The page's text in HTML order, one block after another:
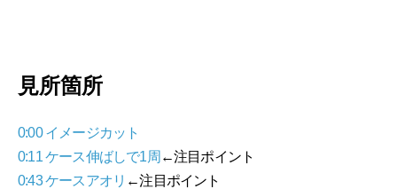
見所箇所
0:00 イメージカット
0:11 ケース伸ばしで1周 ←注目ポイント
0:43 ケースアオリ ←注目ポイント